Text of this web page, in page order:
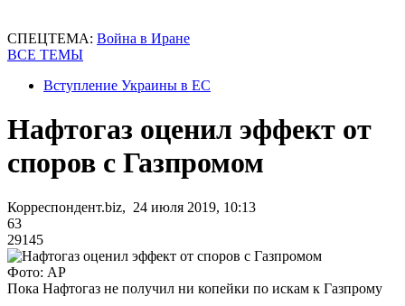
СПЕЦТЕМА: Война в Иране
ВСЕ ТЕМЫ
Вступление Украины в ЕС
Нафтогаз оценил эффект от
споров с Газпромом
Корреспондент.biz, 24 июля 2019, 10:13
63
29145
Фото: AP
Пока Нафтогаз не получил ни копейки по искам к Газпрому